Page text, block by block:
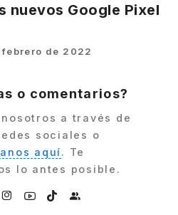
nuevos Google Pixel
febrero de 2022
o comentarios?
a través de
sociales o
aquí. Te
lo antes posible.